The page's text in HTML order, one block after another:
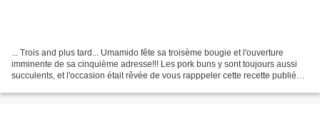
... Trois and plus tard... Umamido fête sa troisème bougie et l'ouverture
imminente de sa cinquième adresse!!! Les pork buns y sont toujours aussi
succulents, et l'occasion était rêvée de vous rapppeler cette recette publiée
----------------------------------------------------------------...